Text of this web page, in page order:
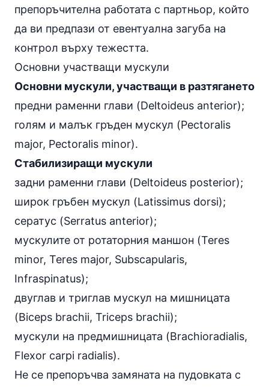
препоръчителна работата с партньор, който
да ви предпази от евентуална загуба на
контрол върху тежестта.
Основни участващи мускули
Основни мускули, участващи в разтягането
предни раменни глави (Deltoideus anterior);
голям и малък гръден мускул (Pectoralis
major, Pectoralis minor).
Стабилизиращи мускули
задни раменни глави (Deltoideus posterior);
широк гръбен мускул (Latissimus dorsi);
сератус (Serratus anterior);
мускулите от ротаторния маншон (Teres
minor, Teres major, Subscapularis,
Infraspinatus);
двуглав и триглав мускул на мишницата
(Biceps brachii, Triceps brachii);
мускули на предмишницата (Brachioradialis,
Flexor carpi radialis).
Не се препоръчва замяната на пудовката с